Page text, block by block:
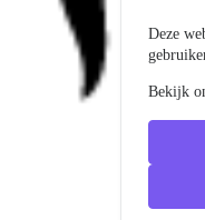
Deze
Bekijk